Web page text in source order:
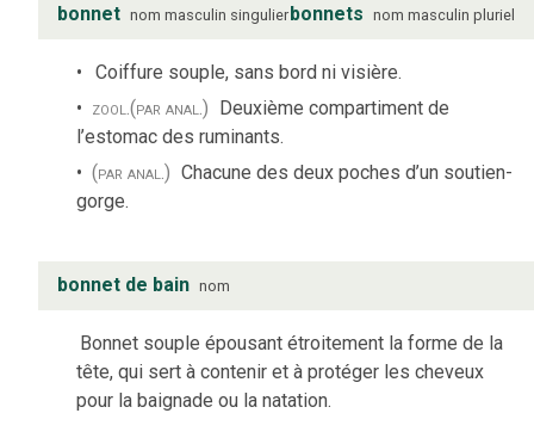
bonnet nom masculin singulierbonnets nom masculin pluriel
Coiffure souple, sans bord ni visière.
zool.(par anal.) Deuxième compartiment de
l’estomac des ruminants.
(par anal.) Chacune des deux poches d’un soutien-
gorge.
bonnet de bain nom
Bonnet souple épousant étroitement la forme de la
tête, qui sert à contenir et à protéger les cheveux
pour la baignade ou la natation.